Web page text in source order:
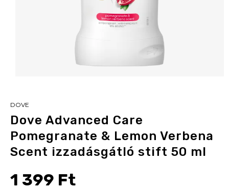
DOVE
Dove Advanced Care
Pomegranate & Lemon Verbena
Scent izzadásgátló stift 50 ml
1 399 Ft